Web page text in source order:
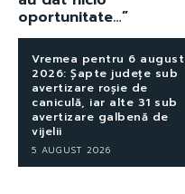
oportunitate…”
Vremea pentru 6 august
2026: Șapte județe sub
avertizare roșie de
caniculă, iar alte 31 sub
avertizare galbenă de
vijelii
5 AUGUST 2026